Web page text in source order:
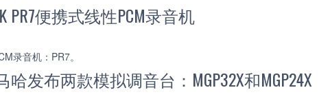
PR7便携式线性PCM录音机
录音机：PR7。
发布两款模拟调音台：MGP32X和MGP24X